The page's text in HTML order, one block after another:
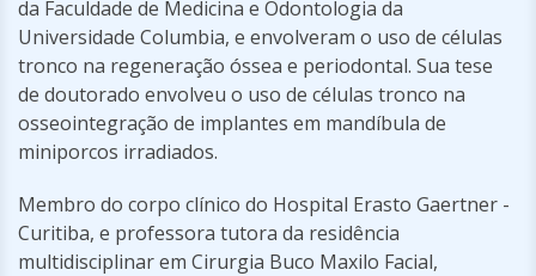
da Faculdade de Medicina e Odontologia da
Universidade Columbia, e envolveram o uso de células
tronco na regeneração óssea e periodontal. Sua tese
de doutorado envolveu o uso de células tronco na
osseointegração de implantes em mandíbula de
miniporcos irradiados.
Membro do corpo clínico do Hospital Erasto Gaertner -
Curitiba, e professora tutora da residência
multidisciplinar em Cirurgia Buco Maxilo Facial,